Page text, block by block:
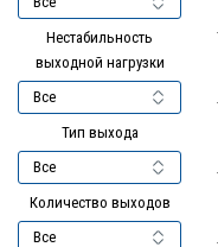
Нестабильность
выходной нагрузки
Тип выхода
Количество выходов